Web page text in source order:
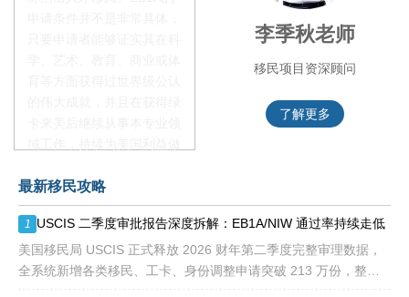
额占全球移民签证配额的
28.6%，即大约4万个移民
签证，都会用于满足"优
先"移民类别的申请。EB1A
不需要雇主支持、不用办理
李季秋老师
移民项目资深顾问
了解更多
最新移民攻略
1
USCIS 二季度审批报告深度拆解：EB1A/NIW 通过率持续走低
美国移民局 USCIS 正式释放 2026 财年第二季度完整审理数据，
全系统新增各类移民、工卡、身份调整申请突破 213 万份，整体